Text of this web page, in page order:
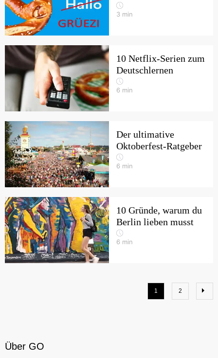
3 min
10 Netflix-Serien zum
Deutschlernen
6 min
Der ultimative
Oktoberfest-Ratgeber
6 min
10 Gründe, warum du
Berlin lieben musst
6 min
1 2
Über GO